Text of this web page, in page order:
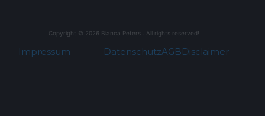
Copyright © 2026 Bianca Peters . All rights reserved!
Impressum DatenschutzAGBDisclaimer